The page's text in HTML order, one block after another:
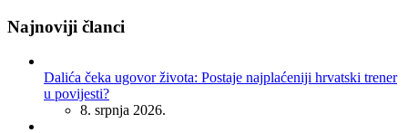
Najnoviji članci
Dalića čeka ugovor života: Postaje najplaćeniji hrvatski trener
u povijesti?
8. srpnja 2026.